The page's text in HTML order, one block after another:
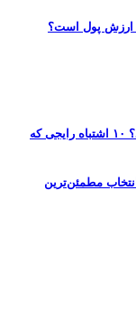
ارزش پول است؟
چرا باتری خودرو زودتر از موعد خراب می‌شود؟ ۱۰ اشتباه رایجی که
مطمئن‌ترین